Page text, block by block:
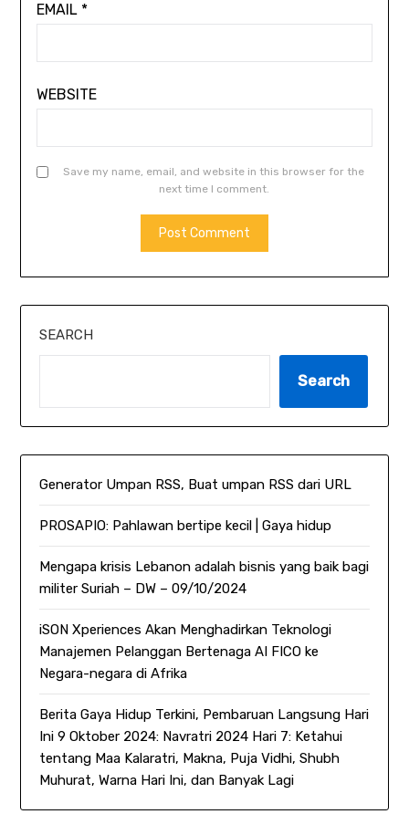
EMAIL *
WEBSITE
Save my name, email, and website in this browser for the
next time I comment.
SEARCH
Search
Generator Umpan RSS, Buat umpan RSS dari URL
PROSAPIO: Pahlawan bertipe kecil | Gaya hidup
Mengapa krisis Lebanon adalah bisnis yang baik bagi
militer Suriah – DW – 09/10/2024
iSON Xperiences Akan Menghadirkan Teknologi
Manajemen Pelanggan Bertenaga AI FICO ke
Negara-negara di Afrika
Berita Gaya Hidup Terkini, Pembaruan Langsung Hari
Ini 9 Oktober 2024: Navratri 2024 Hari 7: Ketahui
tentang Maa Kalaratri, Makna, Puja Vidhi, Shubh
Muhurat, Warna Hari Ini, dan Banyak Lagi